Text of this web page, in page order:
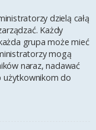
dzielą całą
Każdy
grupa może mieć
mogą
naraz, nadawać
użytkownikom do